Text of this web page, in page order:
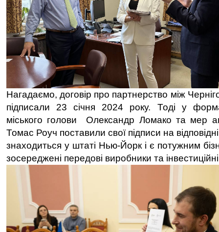
Нагадаємо, договір про партнерство між
підписали 23 січня 2024 року. Тоді у
міського голови Олександр Ломако та мер
Томас Роуч поставили свої підписи на
знаходиться у штаті Нью-Йорк і є потужним
зосереджені передові виробники та інвестиційні